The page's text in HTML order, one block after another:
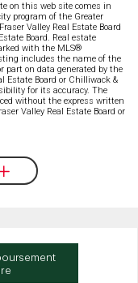
on this web site comes in
program of the Greater
Valley Real Estate Board
Board. Real estate
with the MLS®
includes the name of the
part on data generated by the
Estate Board or Chilliwack &
for its accuracy. The
without the express written
Valley Real Estate Board or